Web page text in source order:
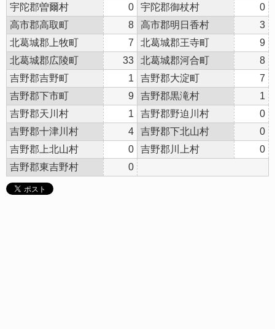
宇陀郡曽爾村
0 宇陀郡御杖村
0
高市郡高取町
8 高市郡明日香村
3
北葛城郡上牧町
7 北葛城郡王寺町
9
北葛城郡広陵町
33 北葛城郡河合町
8
吉野郡吉野町
1 吉野郡大淀町
7
吉野郡下市町
9 吉野郡黒滝村
1
吉野郡天川村
1 吉野郡野迫川村
0
吉野郡十津川村
4 吉野郡下北山村
0
吉野郡上北山村
0 吉野郡川上村
0
吉野郡東吉野村
0